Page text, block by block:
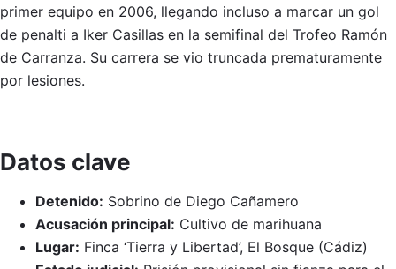
primer equipo en 2006, llegando incluso a marcar un gol
de penalti a Iker Casillas en la semifinal del Trofeo Ramón
de Carranza. Su carrera se vio truncada prematuramente
por lesiones.
Datos clave
Detenido: Sobrino de Diego Cañamero
Acusación principal: Cultivo de marihuana
Lugar: Finca ‘Tierra y Libertad’, El Bosque (Cádiz)